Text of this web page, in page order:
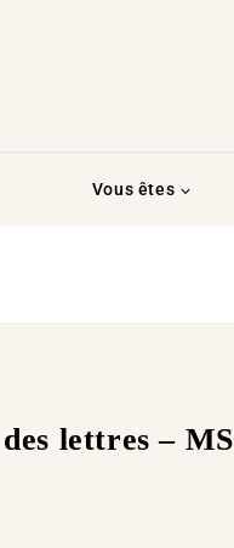
Vous êtes
lettres – MS